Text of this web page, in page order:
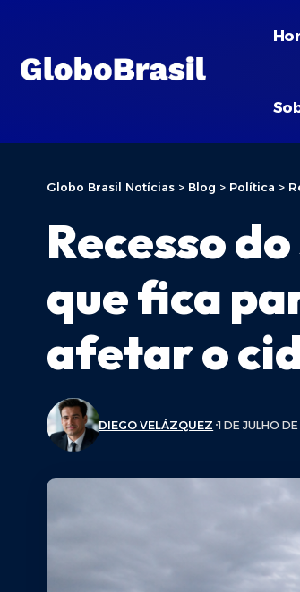
Globo Brasil Notícias > Blog > Política >
Recesso
que fica
afetar o
DIEGO VELÁZQUEZ 1 DE JULHO